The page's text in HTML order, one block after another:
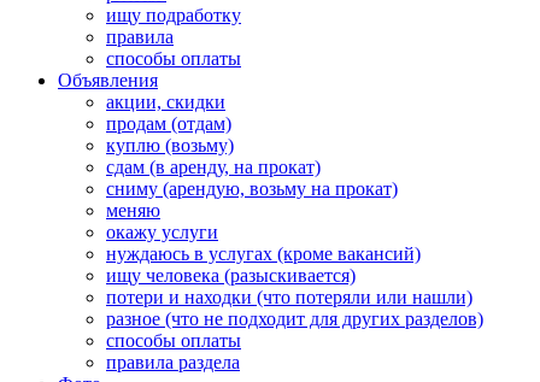
ищу подработку
правила
способы оплаты
Объявления
акции, скидки
продам (отдам)
куплю (возьму)
сдам (в аренду, на прокат)
сниму (арендую, возьму на прокат)
меняю
окажу услуги
нуждаюсь в услугах (кроме вакансий)
ищу человека (разыскивается)
потери и находки (что потеряли или нашли)
разное (что не подходит для других разделов)
способы оплаты
правила раздела